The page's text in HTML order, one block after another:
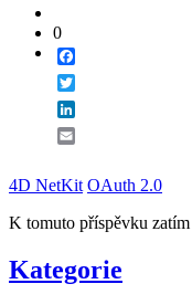
0
4D NetKit OAuth 2.0
K tomuto příspěvku
Kategorie